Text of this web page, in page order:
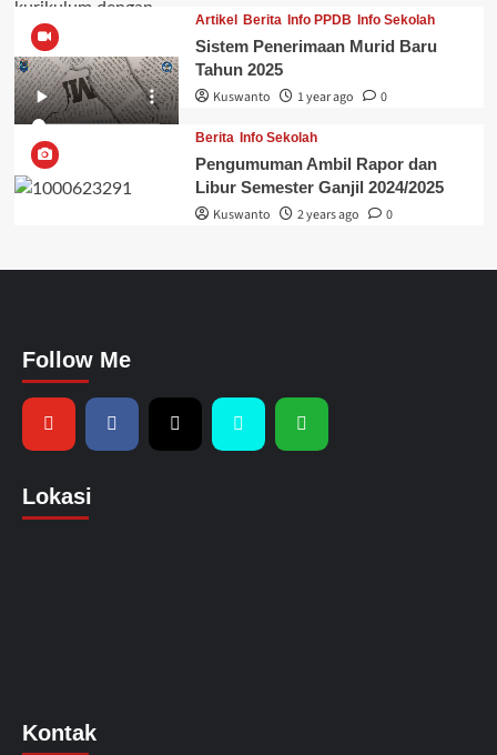
Artikel Berita Info PPDB Info Sekolah
Sistem Penerimaan Murid Baru
Tahun 2025
Kuswanto
1 year ago 0
Berita Info Sekolah
Pengumuman Ambil Rapor dan
Libur Semester Ganjil 2024/2025
Kuswanto
2 years ago 0
Follow Me
Lokasi
Kontak